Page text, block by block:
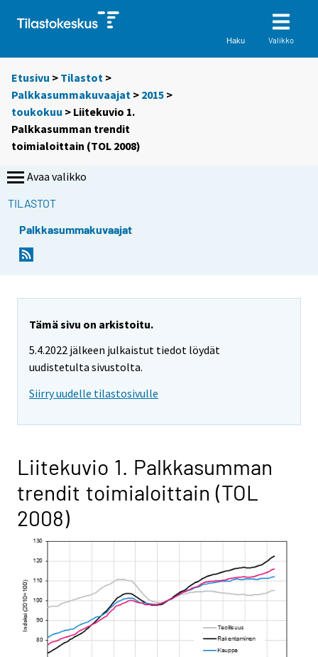
Haku Valikko
Etusivu > Tilastot >
Palkkasummakuvaajat > 2015 >
toukokuu > Liitekuvio 1.
Palkkasumman trendit
toimialoittain (TOL 2008)
Avaa valikko
TILASTOT
Palkkasummakuvaajat
Tämä sivu on arkistoitu.
5.4.2022 jälkeen julkaistut tiedot löydät
uudistetulta sivustolta.
Siirry uudelle tilastosivulle
Liitekuvio 1. Palkkasumman
trendit toimialoittain (TOL
2008)